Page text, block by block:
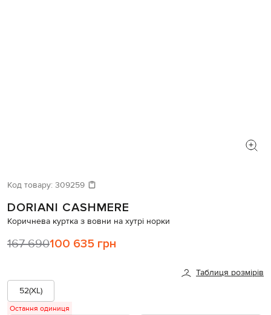
Код товару: 309259
DORIANI CASHMERE
Коричнева куртка з вовни на хутрі норки
167 690100 635 грн
Таблиця розмірів
52(XL)
Остання одиниця